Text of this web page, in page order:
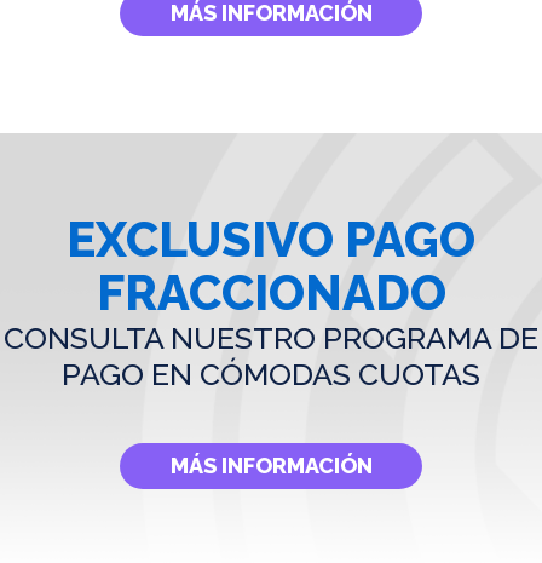
MÁS INFORMACIÓN
EXCLUSIVO PAGO
FRACCIONADO
CONSULTA NUESTRO PROGRAMA DE
PAGO EN CÓMODAS CUOTAS
MÁS INFORMACIÓN